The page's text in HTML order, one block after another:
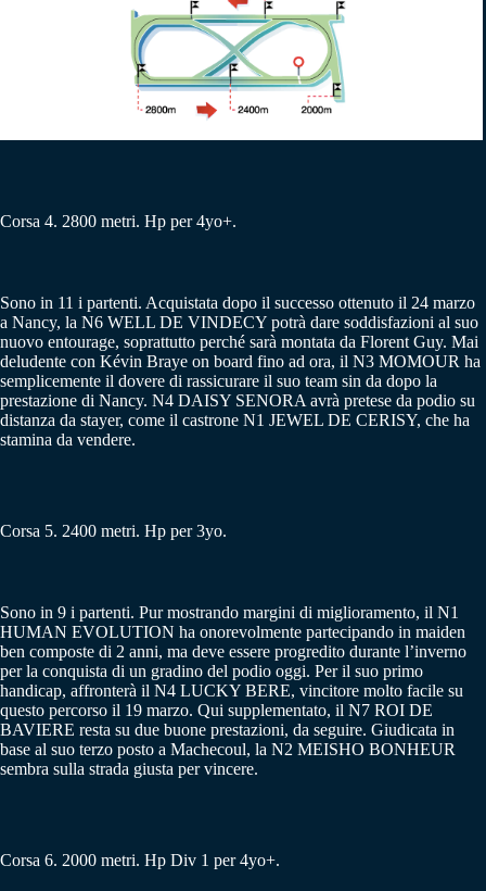
Corsa 4. 2800 metri. Hp per 4yo+.
Sono in 11 i partenti. Acquistata dopo il successo ottenuto il 24 marzo
a Nancy, la N6 WELL DE VINDECY potrà dare soddisfazioni al suo
nuovo entourage, soprattutto perché sarà montata da Florent Guy. Mai
deludente con Kévin Braye on board fino ad ora, il N3 MOMOUR ha
semplicemente il dovere di rassicurare il suo team sin da dopo la
prestazione di Nancy. N4 DAISY SENORA avrà pretese da podio su
distanza da stayer, come il castrone N1 JEWEL DE CERISY, che ha
stamina da vendere.
Corsa 5. 2400 metri. Hp per 3yo.
Sono in 9 i partenti. Pur mostrando margini di miglioramento, il N1
HUMAN EVOLUTION ha onorevolmente partecipando in maiden
ben composte di 2 anni, ma deve essere progredito durante l’inverno
per la conquista di un gradino del podio oggi. Per il suo primo
handicap, affronterà il N4 LUCKY BERE, vincitore molto facile su
questo percorso il 19 marzo. Qui supplementato, il N7 ROI DE
BAVIERE resta su due buone prestazioni, da seguire. Giudicata in
base al suo terzo posto a Machecoul, la N2 MEISHO BONHEUR
sembra sulla strada giusta per vincere.
Corsa 6. 2000 metri. Hp Div 1 per 4yo+.